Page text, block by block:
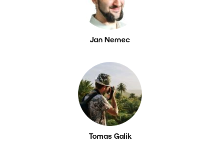
Jan Nemec
Tomas Galik